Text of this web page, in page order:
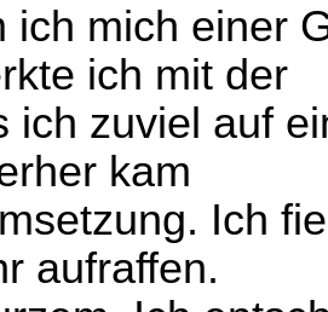
ich mich einer
ich mit der
ich zuviel auf
kam
Ich
aufraffen.